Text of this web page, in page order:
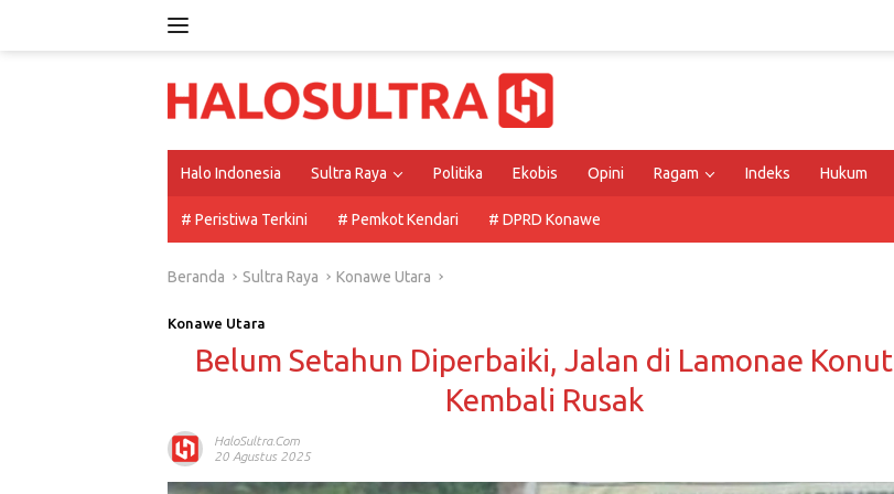
Halo Indonesia Sultra Raya Politika Ekobis Opini Ragam Indeks Hukum
# Peristiwa Terkini # Pemkot Kendari # DPRD Konawe
Beranda Sultra Raya Konawe Utara
Konawe Utara
Belum Setahun Diperbaiki, Jalan di Lamonae Konut
Kembali Rusak
HaloSultra.com
20 Agustus 2025